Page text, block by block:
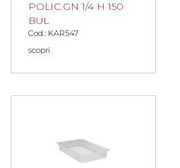
POLIC.GN 1/4 H 150
BUL
Cod.: KAR547
scopri